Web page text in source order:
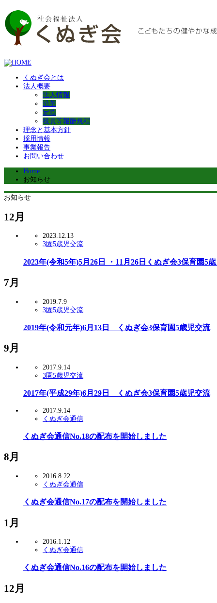
くぬぎ会とは
法人概要
法人情報
沿革
定款
役員等報酬規程
理念と基本方針
採用情報
事業報告
お問い合わせ
Home
お知らせ
お知らせ
12月
2023.12.13
3園5歳児交流
2023年(令和5年)5月26日 ・11月26日くぬぎ会3保育園5
7月
2019.7.9
3園5歳児交流
2019年(令和元年)6月13日 くぬぎ会3保育園5歳児交流
9月
2017.9.14
3園5歳児交流
2017年(平成29年)6月29日 くぬぎ会3保育園5歳児交流
2017.9.14
くぬぎ会通信
くぬぎ会通信No.18の配布を開始しました
8月
2016.8.22
くぬぎ会通信
くぬぎ会通信No.17の配布を開始しました
1月
2016.1.12
くぬぎ会通信
くぬぎ会通信No.16の配布を開始しました
12月